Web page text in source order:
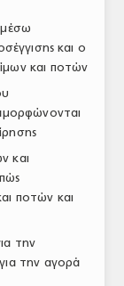
μέσω
και ο
και ποτών
και
ποτών και
την
την αγορά